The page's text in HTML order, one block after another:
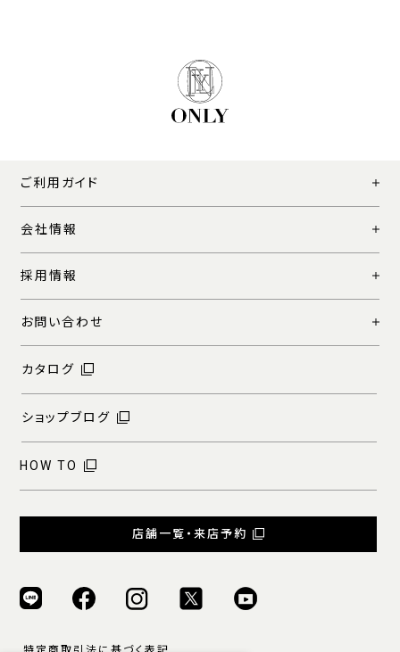
ご利用ガイド
会社情報
採用情報
お問い合わせ
カタログ
ショップブログ
HOW TO
店舗一覧・来店予約